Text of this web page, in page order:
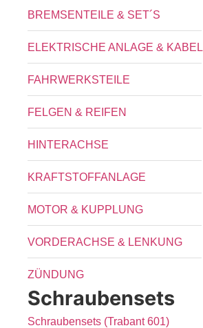
BREMSENTEILE & SET´S
ELEKTRISCHE ANLAGE & KABEL
FAHRWERKSTEILE
FELGEN & REIFEN
HINTERACHSE
KRAFTSTOFFANLAGE
MOTOR & KUPPLUNG
VORDERACHSE & LENKUNG
ZÜNDUNG
Schraubensets
Schraubensets (Trabant 601)